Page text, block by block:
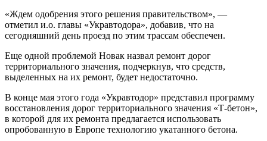
«Ждем одобрения этого решения правительством», —
отметил и.о. главы «Укравтодора», добавив, что на
сегодняшний день проезд по этим трассам обеспечен.
Еще одной проблемой Новак назвал ремонт дорог
территориального значения, подчеркнув, что средств,
выделенных на их ремонт, будет недостаточно.
В конце мая этого года «Укравтодор» представил программу
восстановления дорог территориального значения «Т-бетон»,
в которой для их ремонта предлагается использовать
опробованную в Европе технологию укатанного бетона.